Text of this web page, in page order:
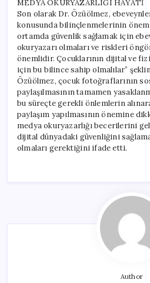
MEDYA OKURYAZARLIĞI HAYATİ
Son olarak Dr. Özüölmez,
konusunda bilinçlenmelerinin
ortamda güvenlik sağlamak için
okuryazarı olmaları ve riskleri
önemlidir. Çocuklarının dijital ve
için bu bilince sahip olmalılar”
Özüölmez, çocuk fotoğraflarının
paylaşılmasının tamamen
bu süreçte gerekli önlemlerin
paylaşım yapılmasının önemine
medya okuryazarlığı becerilerini
dijital dünyadaki güvenliğini
olmaları gerektiğini ifade etti.
Author